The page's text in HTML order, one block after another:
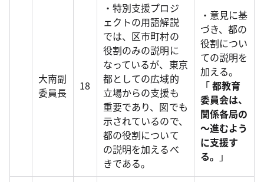
大南副
委員長
18
・特別支援プロジ
ェクトの用語解説
では、区市町村の
役割のみの説明に
なっているが、東京
都としての広域的
立場からの支援も
重要であり、図でも
示されているので、
都の役割について
の説明を加えるべ
きである。
・意見に基
づき、都の
役割につい
ての説明を
加える。
「都教育
委員会は、
関係各局の
～進むよう
に支援す
る。 」